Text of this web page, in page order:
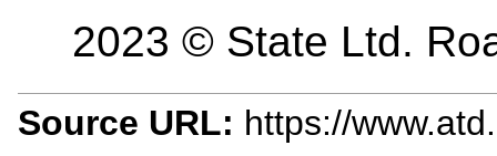
2023 © State Ltd.
Source URL: https://